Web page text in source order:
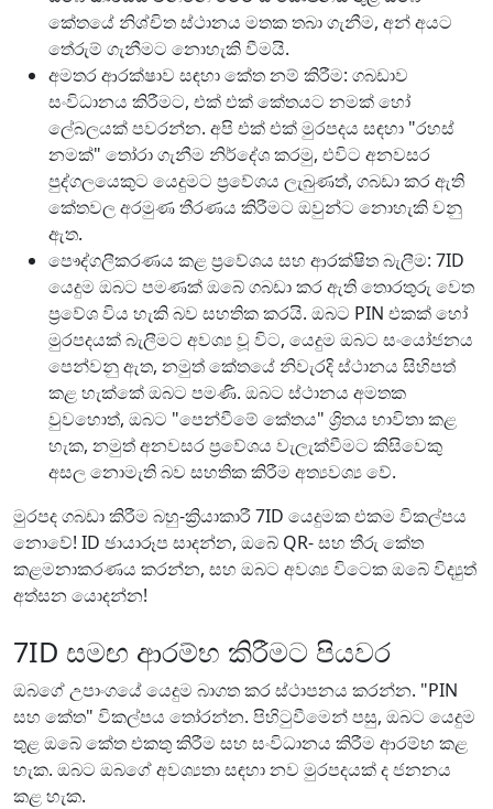
කේතයේ නිශ්චිත ස්ථානය මතක තබා ගැනීම, අන් අයට
තේරුම් ගැනීමට නොහැකි වීමයි.
අමතර ආරක්ෂාව සඳහා කේත නම් කිරීම: ගබඩාව
සංවිධානය කිරීමට, එක් එක් කේතයට නමක් හෝ
ලේබලයක් පවරන්න. අපි එක් එක් මුරපදය සඳහා "රහස්
නමක්" තෝරා ගැනීම නිර්දේශ කරමු, එවිට අනවසර
පුද්ගලයෙකුට යෙදුමට ප්‍රවේශය ලැබුණත්, ගබඩා කර ඇති
කේතවල අරමුණ තීරණය කිරීමට ඔවුන්ට නොහැකි වනු
ඇත.
පෞද්ගලීකරණය කළ ප්‍රවේශය සහ ආරක්ෂිත බැලීම: 7ID
යෙදුම ඔබට පමණක් ඔබේ ගබඩා කර ඇති තොරතුරු වෙත
ප්‍රවේශ විය හැකි බව සහතික කරයි. ඔබට PIN එකක් හෝ
මුරපදයක් බැලීමට අවශ්‍ය වූ විට, යෙදුම ඔබට සංයෝජනය
පෙන්වනු ඇත, නමුත් කේතයේ නිවැරදි ස්ථානය සිහිපත්
කළ හැක්කේ ඔබට පමණි. ඔබට ස්ථානය අමතක
වුවහොත්, ඔබට "පෙන්වීමේ කේතය" ශ්‍රිතය භාවිතා කළ
හැක, නමුත් අනවසර ප්‍රවේශය වැලැක්වීමට කිසිවෙකු
අසල නොමැති බව සහතික කිරීම අත්‍යවශ්‍ය වේ.
මුරපද ගබඩා කිරීම බහු-ක්‍රියාකාරී 7ID යෙදුමක එකම විකල්පය
නොවේ! ID ඡායාරූප සාදන්න, ඔබේ QR- සහ තීරු කේත
කළමනාකරණය කරන්න, සහ ඔබට අවශ්‍ය විටෙක ඔබේ විද්‍යුත්
අත්සන යොදන්න!
7ID සමඟ ආරම්භ කිරීමට පියවර
ඔබගේ උපාංගයේ යෙදුම බාගත කර ස්ථාපනය කරන්න. "PIN
සහ කේත" විකල්පය තෝරන්න. පිහිටුවීමෙන් පසු, ඔබට යෙදුම
තුළ ඔබේ කේත එකතු කිරීම සහ සංවිධානය කිරීම ආරම්භ කළ
හැක. ඔබට ඔබගේ අවශ්‍යතා සඳහා නව මුරපදයක් ද ජනනය
කළ හැක.